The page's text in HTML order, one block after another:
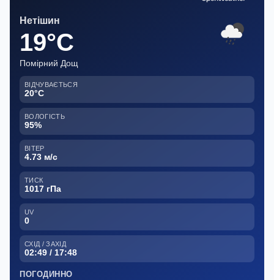
Нетішин
19°C
Помірний Дощ
ВІДЧУВАЄТЬСЯ
20°C
ВОЛОГІСТЬ
95%
ВІТЕР
4.73 м/с
ТИСК
1017 гПа
UV
0
СХІД / ЗАХІД
02:49 / 17:48
ПОГОДИННО